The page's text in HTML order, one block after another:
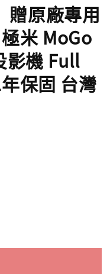
贈原廠專用
米 MoGo
影機 Full
保固 台灣